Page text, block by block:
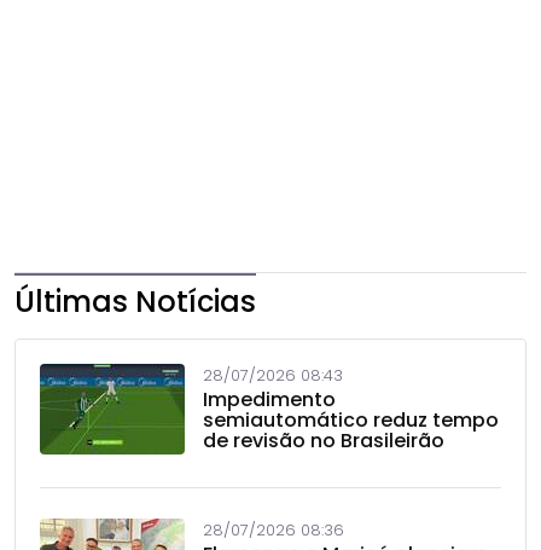
Últimas Notícias
28/07/2026 08:43
Impedimento
semiautomático reduz tempo
de revisão no Brasileirão
28/07/2026 08:36